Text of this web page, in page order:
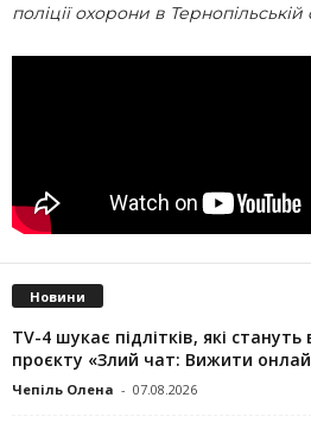
поліції охорони в Тернопільській
Новини
TV-4 шукає підлітків, які
проєкту «Злий чат: Вижити
Чепіль Олена - 07.08.2026